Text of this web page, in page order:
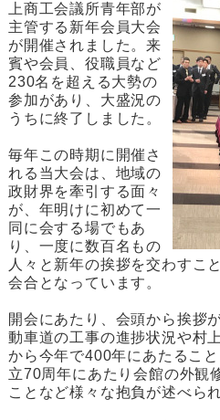
上商工会議所青年部が
主管する新年会員大会
が開催されました。来
賓や会員、役職員など
230名を超える大勢の
参加があり、大盛況の
うちに終了しました。
毎年この時期に開催さ
れる当大会は、地域の
政財界を牽引する面々
が、年明けに初めて一
同に会する場でもあ
り、一度に数百名もの
人々と新年の挨拶を交わすこ
会合となっています。
開会にあたり、会頭から挨拶
動車道の工事の進捗状況や村
から今年で400年にあたるこ
立70周年にあたり会館の外観
ことなど様々な抱負が述べら